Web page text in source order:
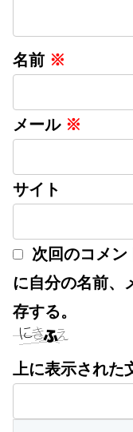
名前 ※
メール ※
サイト
次回のコメン
に自分の名前、
存する。
上に表示された